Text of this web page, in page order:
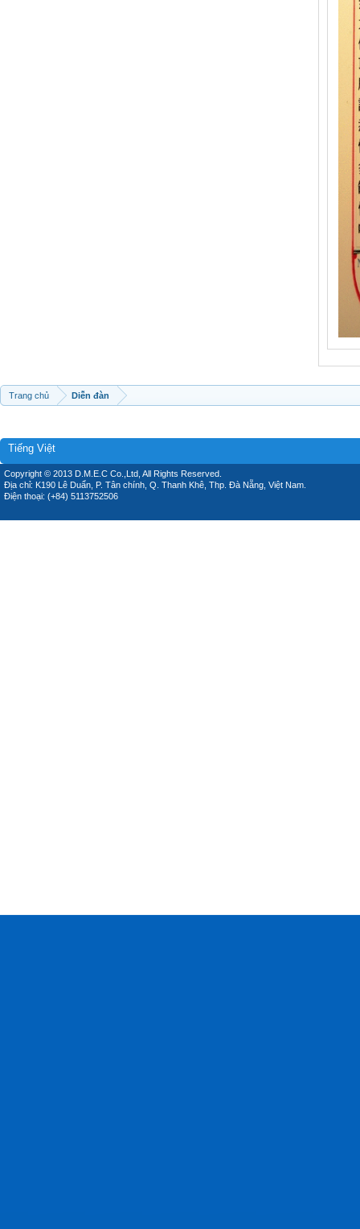
Trang chủ Diễn đàn
Tiếng Việt
Copyright © 2013 D.M.E.C Co.,Ltd, All Rights Reserved.
Địa chỉ: K190 Lê Duẩn, P. Tân chính, Q. Thanh Khê, Thp. Đà Nẵng, Việt Nam.
Điện thoại: (+84) 5113752506